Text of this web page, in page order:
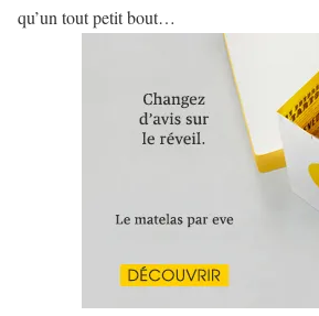
qu’un tout petit bout…